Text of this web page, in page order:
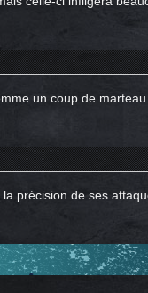
un coup de
précision de ses